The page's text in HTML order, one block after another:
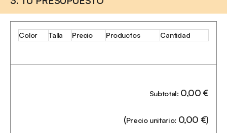
Color Talla Precio Productos Cantidad
Subtotal: 0,00€
(Precio unitario: 0,00 €)